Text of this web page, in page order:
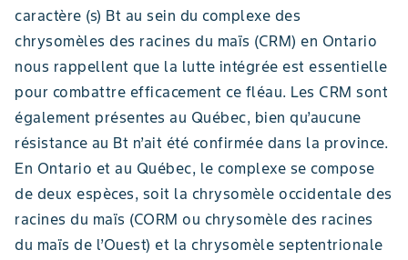
caractère (s) Bt au sein du complexe des
chrysomèles des racines du maïs (CRM) en Ontario
nous rappellent que la lutte intégrée est essentielle
pour combattre efficacement ce fléau. Les CRM sont
également présentes au Québec, bien qu’aucune
résistance au Bt n’ait été confirmée dans la province.
En Ontario et au Québec, le complexe se compose
de deux espèces, soit la chrysomèle occidentale des
racines du maïs (CORM ou chrysomèle des racines
du maïs de l’Ouest) et la chrysomèle septentrionale